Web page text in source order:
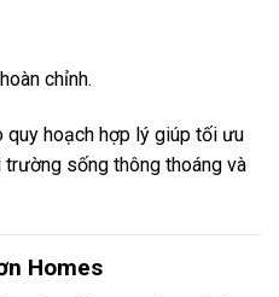
chỉnh.
quy hoạch hợp lý giúp tối ưu
sống thông thoáng và
Homes